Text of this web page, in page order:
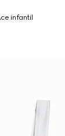
infantil